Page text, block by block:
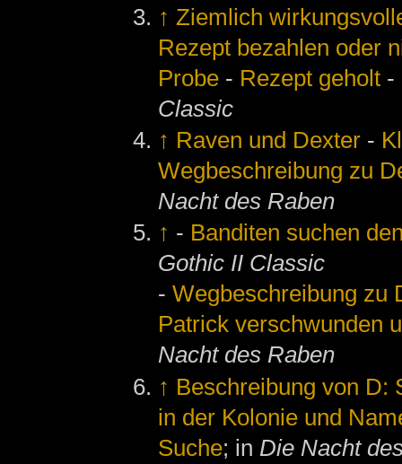
↑ Ziemlich
Rezept bezahlen oder
Probe - Rezept geholt -
Classic
↑ Raven und Dexter -
Wegbeschreibung zu
Nacht des Raben
↑ - Banditen suchen
Gothic II Classic
-Wegbeschreibung zu
Patrick verschwunden
Nacht des Raben
↑ Beschreibung von D:
in der Kolonie und
Suche; in Die Nacht